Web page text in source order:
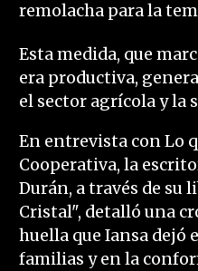
remolacha para la
Esta medida, que
era productiva,
el sector agrícola y la
En entrevista con Lo
Cooperativa, la
Durán, a través de su
Cristal", detalló una
huella que Iansa dejó
familias y en la